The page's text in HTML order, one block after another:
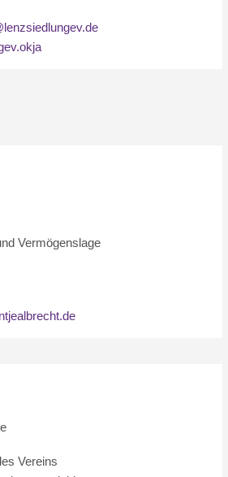
Vermögenslage
Vereins